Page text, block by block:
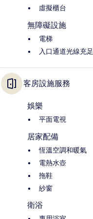
虛擬櫃台
無障礙設施
電梯
入口通道光線充足
客房設施服務
娛樂
平面電視
居家配備
恆溫空調和暖氣
電熱水壺
拖鞋
紗窗
衛浴